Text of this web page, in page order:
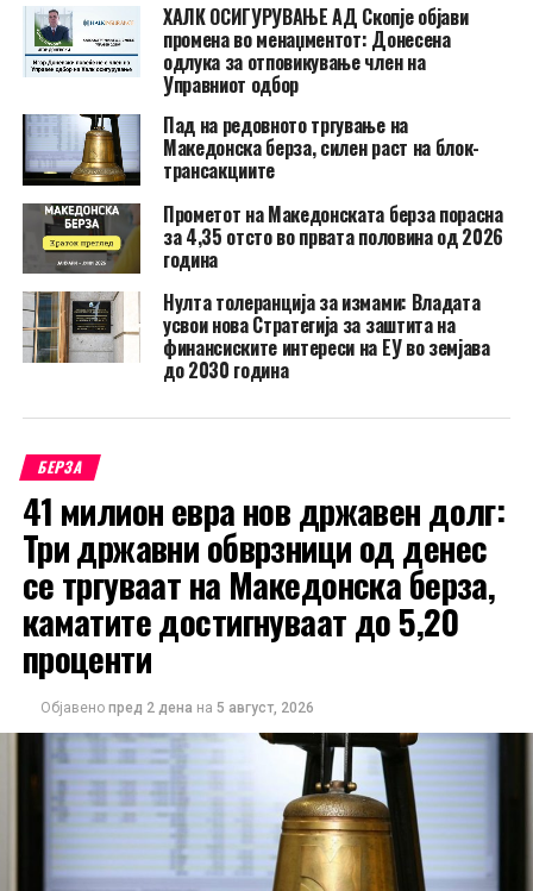
ХАЛК ОСИГУРУВАЊЕ АД Скопје објави
промена во менаџментот: Донесена
одлука за отповикување член на
Управниот одбор
Пад на редовното тргување на
Македонска берза, силен раст на блок-
трансакциите
Прометот на Македонската берза порасна
за 4,35 отсто во првата половина од 2026
година
Нулта толеранција за измами: Владата
усвои нова Стратегија за заштита на
финансиските интереси на ЕУ во земјава
до 2030 година
БЕРЗА
41 милион евра нов државен долг:
Три државни обврзници од денес
се тргуваат на Македонска берза,
каматите достигнуваат до 5,20
проценти
Објавено пред 2 дена на 5 август, 2026